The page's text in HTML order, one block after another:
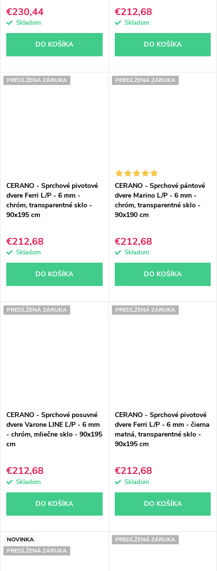
€230,44
Skladom
DO KOŠÍKA
€212,68
Skladom
DO KOŠÍKA
PREDĹŽENÁ ZÁRUKA
CERANO - Sprchové pivotové
dvere Ferri L/P - 6 mm -
chróm, transparentné sklo -
90x195 cm
€212,68
Skladom
DO KOŠÍKA
PREDĹŽENÁ ZÁRUKA
CERANO - Sprchové pántové
dvere Marino L/P - 6 mm -
chróm, transparentné sklo -
90x190 cm
€212,68
Skladom
DO KOŠÍKA
PREDĹŽENÁ ZÁRUKA
CERANO - Sprchové posuvné
dvere Varone LINE Ľ/P - 6 mm
- chróm, mliečne sklo - 90x195
cm
€212,68
Skladom
DO KOŠÍKA
PREDĹŽENÁ ZÁRUKA
CERANO - Sprchové pivotové
dvere Ferri L/P - 6 mm - čierna
matná, transparentné sklo -
90x195 cm
€212,68
Skladom
DO KOŠÍKA
NOVINKA
PREDĹŽENÁ ZÁRUKA
PREDĹŽENÁ ZÁRUKA